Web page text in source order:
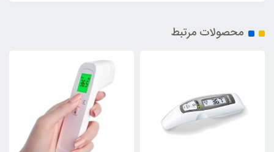
محصولات مرتبط